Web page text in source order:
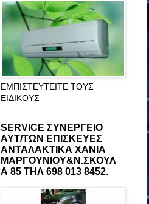
ΕΜΠΙΣΤΕΥΤΕΙΤΕ ΤΟΥΣ
ΕΙΔΙΚΟΥΣ
SERVICE ΣΥΝΕΡΓΕΙΟ
ΑΥΤ/ΤΩΝ ΕΠΙΣΚΕΥΕΣ
ΑΝΤΑΛΑΚΤΙΚΑ ΧΑΝΙΑ
ΜΑΡΓΟΥΝΙΟΥ&Ν.ΣΚΟΥΛ
Α 85 ΤΗΛ 698 013 8452.